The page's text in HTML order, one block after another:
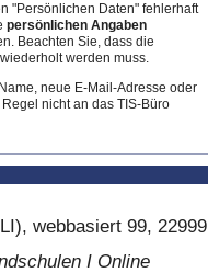
"Persönlichen Daten" fehlerhaft
persönlichen Angaben
Beachten Sie, dass die
werden muss.
neue E-Mail-Adresse oder
nicht an das TIS-Büro
webbasiert 99, 22999
I Online